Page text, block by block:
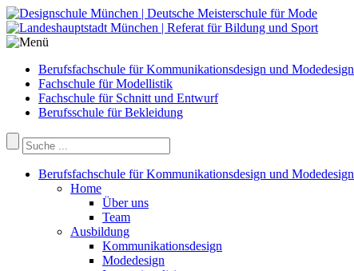
Berufsfachschule für Kommunikationsdesign und Modedesign
Fachschule für Modellistik
Fachschule für Schnitt und Entwurf
Berufsschule für Bekleidung
Berufsfachschule für Kommunikationsdesign und Modedesign
Home
Über uns
Team
Ausbildung
Kommunikationsdesign
Modedesign